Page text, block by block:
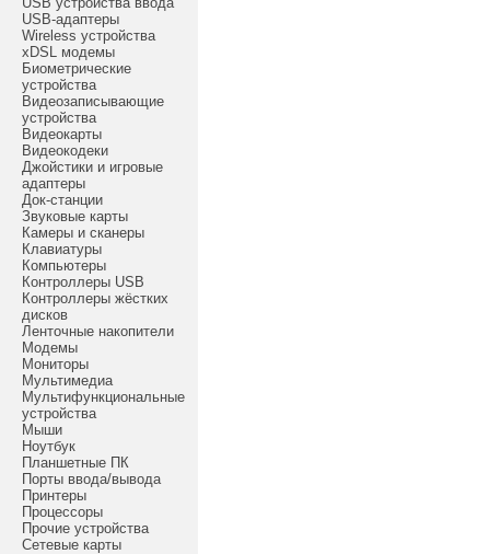
USB-адаптеры
Wireless устройства
xDSL модемы
Биометрические
устройства
Видеозаписывающие
устройства
Видеокарты
Видеокодеки
Джойстики и игровые
адаптеры
Док-станции
Звуковые карты
Камеры и сканеры
Клавиатуры
Компьютеры
Контроллеры USB
Контроллеры жёстких
дисков
Ленточные накопители
Модемы
Мониторы
Мультимедиа
Мультифункциональные
устройства
Мыши
Ноутбук
Планшетные ПК
Порты ввода/вывода
Принтеры
Процессоры
Прочие устройства
Сетевые карты